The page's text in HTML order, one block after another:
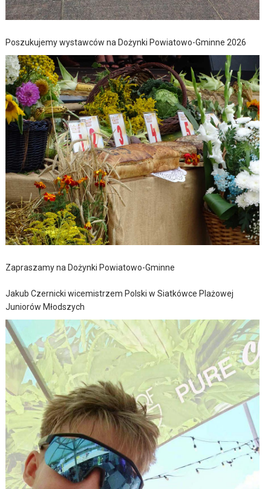
Poszukujemy wystawców na Dożynki Powiatowo-Gminne 2026
Zapraszamy na Dożynki Powiatowo-Gminne
Jakub Czernicki wicemistrzem Polski w Siatkówce Plażowej
Juniorów Młodszych